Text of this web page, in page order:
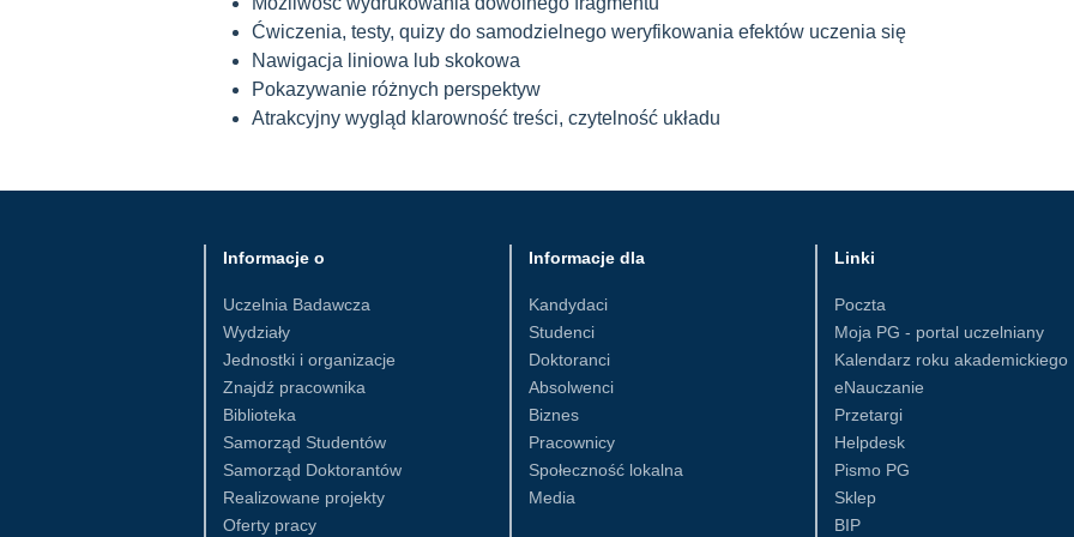
Ćwiczenia, testy, quizy do samodzielnego weryfikowania efektów uczenia się
Nawigacja liniowa lub skokowa
Pokazywanie różnych perspektyw
Atrakcyjny wygląd klarowność treści, czytelność układu
Informacje o
Uczelnia Badawcza
Wydziały
Jednostki i organizacje
Znajdź pracownika
Biblioteka
Samorząd Studentów
Samorząd Doktorantów
Realizowane projekty
Oferty pracy
Informacje dla
Kandydaci
Studenci
Doktoranci
Absolwenci
Biznes
Pracownicy
Społeczność lokalna
Media
Linki
Poczta
Moja PG - portal uczelniany
Kalendarz roku akademickiego
eNauczanie
Przetargi
Helpdesk
Pismo PG
Sklep
BIP